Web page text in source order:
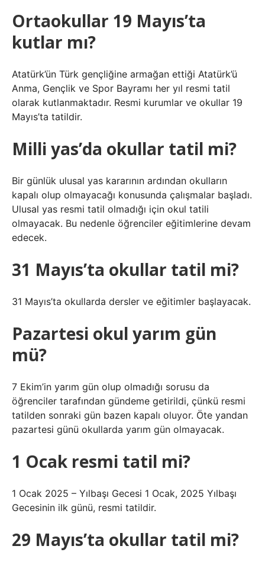
Ortaokullar 19 Mayıs’ta
kutlar mı?
Atatürk’ün Türk gençliğine armağan ettiği Atatürk’ü
Anma, Gençlik ve Spor Bayramı her yıl resmi tatil
olarak kutlanmaktadır. Resmi kurumlar ve okullar 19
Mayıs’ta tatildir.
Milli yas’da okullar tatil mi?
Bir günlük ulusal yas kararının ardından okulların
kapalı olup olmayacağı konusunda çalışmalar başladı.
Ulusal yas resmi tatil olmadığı için okul tatili
olmayacak. Bu nedenle öğrenciler eğitimlerine devam
edecek.
31 Mayıs’ta okullar tatil mi?
31 Mayıs’ta okullarda dersler ve eğitimler başlayacak.
Pazartesi okul yarım gün
mü?
7 Ekim’in yarım gün olup olmadığı sorusu da
öğrenciler tarafından gündeme getirildi, çünkü resmi
tatilden sonraki gün bazen kapalı oluyor. Öte yandan
pazartesi günü okullarda yarım gün olmayacak.
1 Ocak resmi tatil mi?
1 Ocak 2025 – Yılbaşı Gecesi 1 Ocak, 2025 Yılbaşı
Gecesinin ilk günü, resmi tatildir.
29 Mayıs’ta okullar tatil mi?